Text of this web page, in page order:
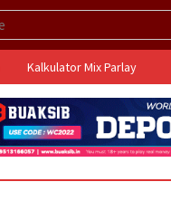
Kalkulator Mix Parlay